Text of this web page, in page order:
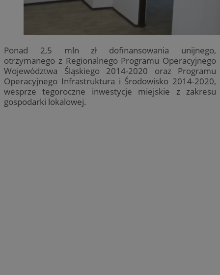
Ponad 2,5 mln zł dofinansowania unijnego,
otrzymanego z Regionalnego Programu Operacyjnego
Województwa Śląskiego 2014-2020 oraz Programu
Operacyjnego Infrastruktura i Środowisko 2014-2020,
wesprze tegoroczne inwestycje miejskie z zakresu
gospodarki lokalowej.